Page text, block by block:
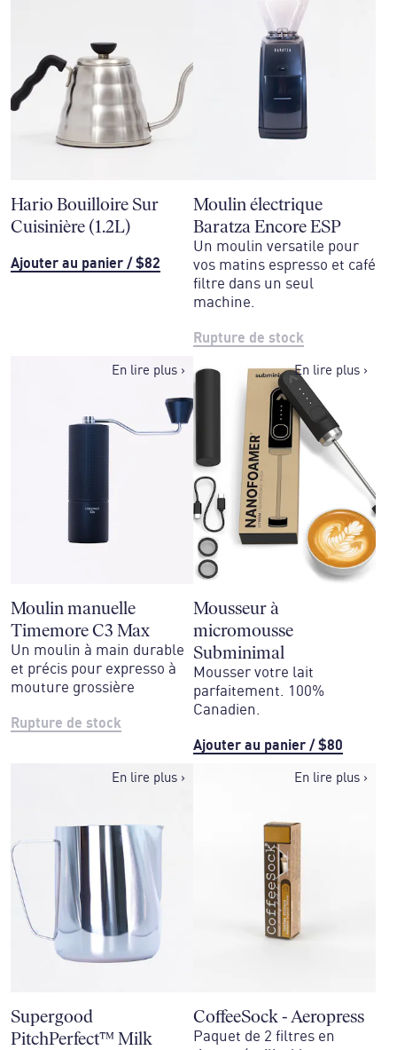
Hario Bouilloire Sur
Cuisinière (1.2L)
Ajouter au panier / $82
Moulin électrique
Baratza Encore ESP
Un moulin versatile pour
vos matins espresso et café
filtre dans un seul
machine.
Rupture de stock
En lire plus ›
Moulin manuelle
Timemore C3 Max
Un moulin à main durable
et précis pour expresso à
mouture grossière
Rupture de stock
En lire plus ›
Mousseur à
micromousse
Subminimal
Mousser votre lait
parfaitement. 100%
Canadien.
Ajouter au panier / $80
En lire plus ›
Supergood
PitchPerfect™ Milk
En lire plus ›
CoffeeSock - Aeropress
Paquet de 2 filtres en